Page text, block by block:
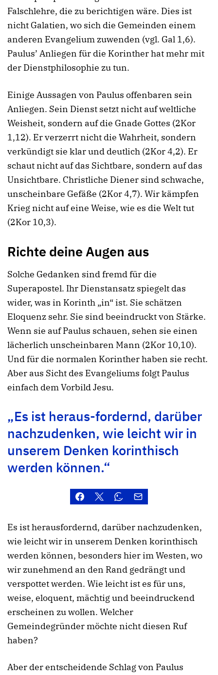
Falschlehre, die zu berichtigen wäre. Dies ist
nicht Galatien, wo sich die Gemeinden einem
anderen Evangelium zuwenden (vgl. Gal 1,6).
Paulus’ Anliegen für die Korinther hat mehr mit
der Dienstphilosophie zu tun.
Einige Aussagen von Paulus offenbaren sein
Anliegen. Sein Dienst setzt nicht auf weltliche
Weisheit, sondern auf die Gnade Gottes (2Kor
1,12). Er verzerrt nicht die Wahrheit, sondern
verkündigt sie klar und deutlich (2Kor 4,2). Er
schaut nicht auf das Sichtbare, sondern auf das
Unsichtbare. Christliche Diener sind schwache,
unscheinbare Gefäße (2Kor 4,7). Wir kämpfen
Krieg nicht auf eine Weise, wie es die Welt tut
(2Kor 10,3).
Richte deine Augen aus
Solche Gedanken sind fremd für die
Superapostel. Ihr Dienstansatz spiegelt das
wider, was in Korinth „in“ ist. Sie schätzen
Eloquenz sehr. Sie sind beeindruckt von Stärke.
Wenn sie auf Paulus schauen, sehen sie einen
lächerlich unscheinbaren Mann (2Kor 10,10).
Und für die normalen Korinther haben sie recht.
Aber aus Sicht des Evangeliums folgt Paulus
einfach dem Vorbild Jesu.
„Es ist heraus-fordernd, darüber
nachzudenken, wie leicht wir in
unserem Denken korinthisch
werden können.“
Es ist herausfordernd, darüber nachzudenken,
wie leicht wir in unserem Denken korinthisch
werden können, besonders hier im Westen, wo
wir zunehmend an den Rand gedrängt und
verspottet werden. Wie leicht ist es für uns,
weise, eloquent, mächtig und beeindruckend
erscheinen zu wollen. Welcher
Gemeindegründer möchte nicht diesen Ruf
haben?
Aber der entscheidende Schlag von Paulus